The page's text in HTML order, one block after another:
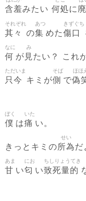
含羞みたい 何処に
其々
それぞれ
の集
あつ
めた傷口
きずぐち
何
なに
が 見
み
たい？ これ
只今
ただいま
キミが側
そば
で偽
ほほえ
僕
ぼく
は痛
いた
い。
きっとキミの所為
せい
だ
甘
あま
い匂
にお
い致死量的
ちしりょうてき